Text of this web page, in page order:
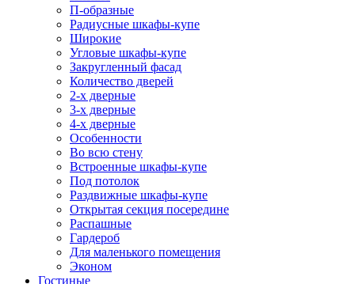
П-образные
Радиусные шкафы-купе
Широкие
Угловые шкафы-купе
Закругленный фасад
Количество дверей
2-х дверные
3-х дверные
4-х дверные
Особенности
Во всю стену
Встроенные шкафы-купе
Под потолок
Раздвижные шкафы-купе
Открытая секция посередине
Распашные
Гардероб
Для маленького помещения
Эконом
Гостиные